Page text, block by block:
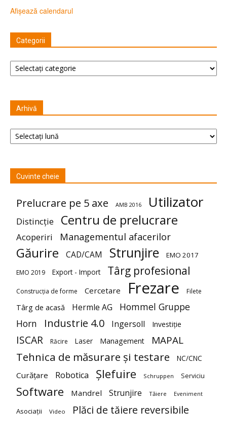
Afișează calendarul
Categorii
Categorii
Arhivă
Arhivă
Cuvinte cheie
Prelucrare pe 5 axe AMB 2016 Utilizator
Distincție Centru de prelucrare
Acoperiri Managementul afacerilor
Găurire CAD/CAM Strunjire EMO 2017
EMO 2019 Export - Import Târg profesional
Construcția de forme Cercetare Frezare Filete
Târg de acasă Hermle AG
Hommel Gruppe
Horn
Industrie 4.0 Ingersoll Investiție
ISCAR Răcire Laser Management MAPAL
Tehnica de măsurare și testare NC/CNC
Curățare Robotica Șlefuire Schruppen Serviciu
Software Mandrel Strunjire Tăiere Eveniment
Asociații Video Plăci de tăiere reversibile